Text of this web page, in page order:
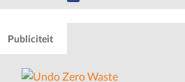
Publiciteit